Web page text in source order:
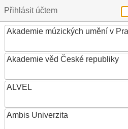
Přihlásit účtem
Akademie múzických umění v
Akademie věd České republiky
ALVEL
Ambis Univerzita